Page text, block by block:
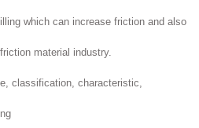
which can increase friction and also
material industry.
classification, characteristic,